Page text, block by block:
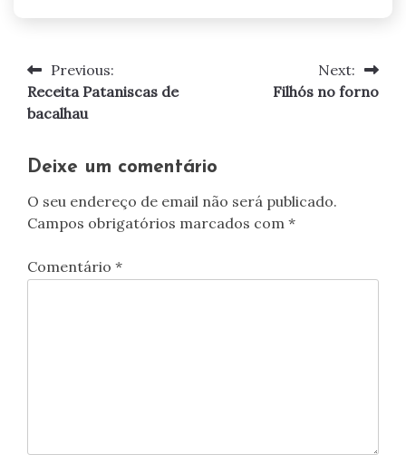
Navegação
de
Previous:
Receita Pataniscas de
bacalhau
Next:
Filhós no forno
Deixe um comentário
O seu endereço de email não será publicado.
Campos obrigatórios marcados com *
Comentário *